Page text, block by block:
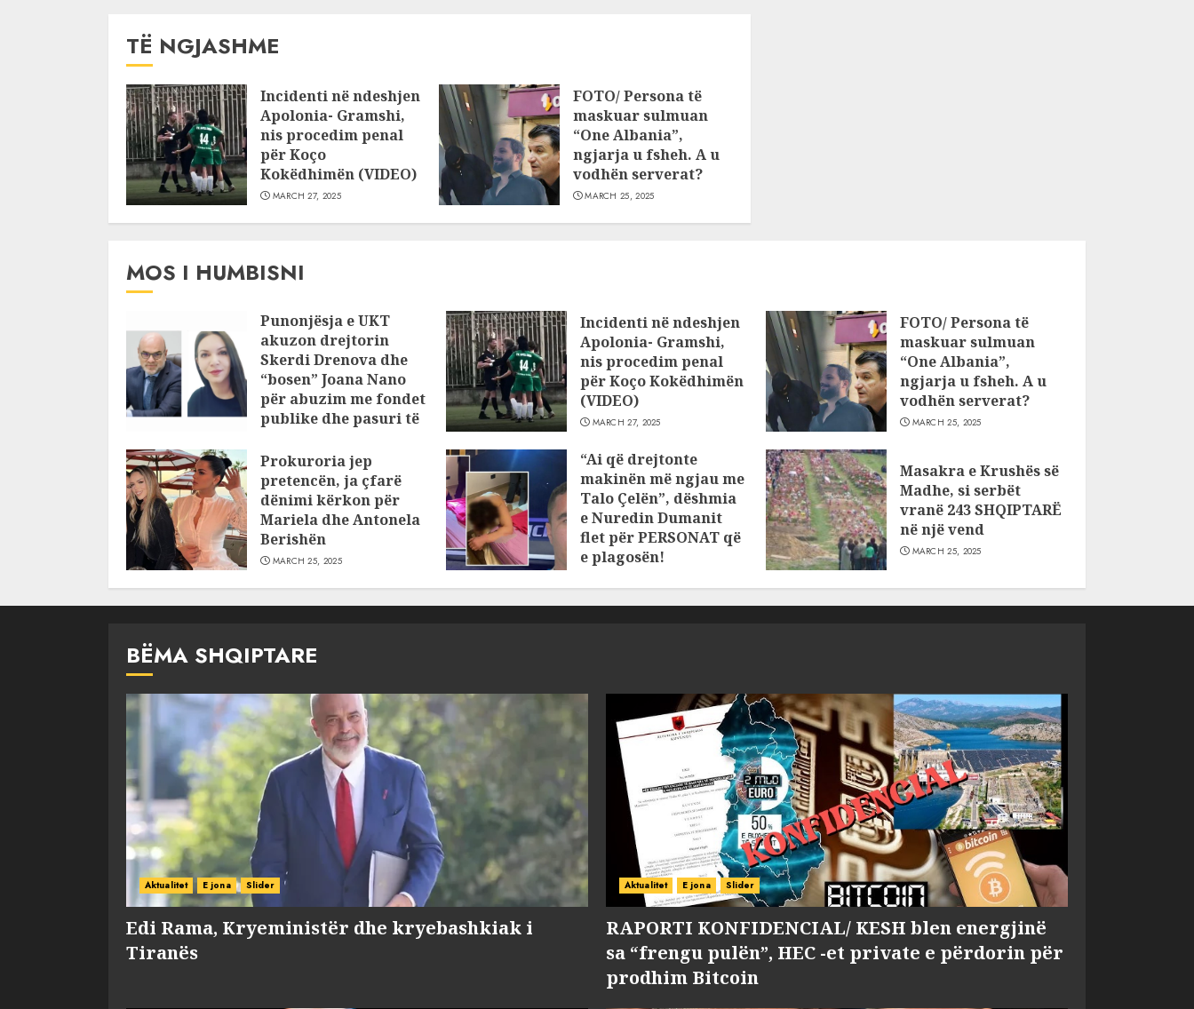
TË NGJASHME
Incidenti në ndeshjen
Apolonia- Gramshi,
nis procedim penal
për Koço
Kokëdhimën (VIDEO)
MARCH 27, 2025
FOTO/ Persona të
maskuar sulmuan
“One Albania”,
ngjarja u fsheh. A u
vodhën serverat?
MARCH 25, 2025
MOS I HUMBISNI
Punonjësja e UKT
akuzon drejtorin
Skerdi Drenova dhe
“bosen” Joana Nano
për abuzim me fondet
publike dhe pasuri të
JULY 24, 2025
Incidenti në ndeshjen
Apolonia- Gramshi,
nis procedim penal
për Koço Kokëdhimën
(VIDEO)
MARCH 27, 2025
FOTO/ Persona të
maskuar sulmuan
“One Albania”,
ngjarja u fsheh. A u
vodhën serverat?
MARCH 25, 2025
Prokuroria jep
pretencën, ja çfarë
dënimi kërkon për
Mariela dhe Antonela
Berishën
MARCH 25, 2025
“Ai që drejtonte
makinën më ngjau me
Talo Çelën”, dëshmia
e Nuredin Dumanit
flet për PERSONAT që
e plagosën!
Masakra e Krushës së
Madhe, si serbët
vranë 243 SHQIPTARË
në një vend
MARCH 25, 2025
BËMA SHQIPTARE
Aktualitet E jona Slider
Edi Rama, Kryeministër dhe kryebashkiak i
Tiranës
Aktualitet E jona Slider
RAPORTI KONFIDENCIAL/ KESH blen energjinë
sa “frengu pulën”, HEC -et private e përdorin për
prodhim Bitcoin